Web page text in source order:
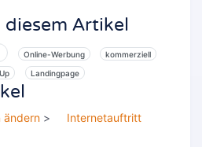
Artikel
Online-Werbung kommerziell
Landingpage
ändern>
Internetauftritt